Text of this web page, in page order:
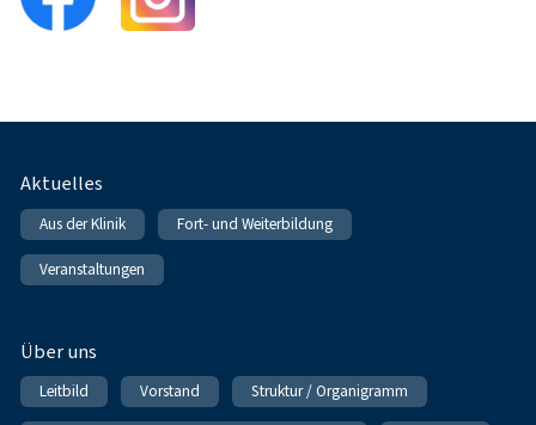
Fußnavigation
Aktuelles
Aus der Klinik Fort- und Weiterbildung
Veranstaltungen
Über uns
Leitbild Vorstand Struktur / Organigramm